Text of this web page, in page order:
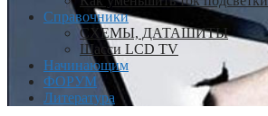
Справочники
СХЕМЫ, ДАТАШИТЫ
Шасси LCD TV
Начинающим
ФОРУМ
Литература